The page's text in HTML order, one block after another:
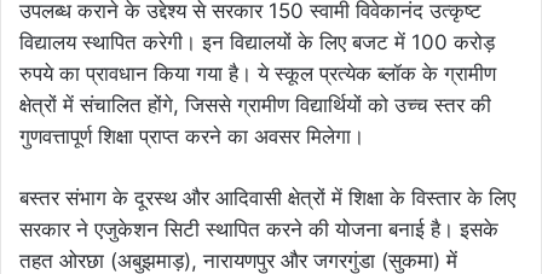
उपलब्ध कराने के उद्देश्य से सरकार 150 स्वामी विवेकानंद उत्कृष्ट
विद्यालय स्थापित करेगी। इन विद्यालयों के लिए बजट में 100 करोड़
रुपये का प्रावधान किया गया है। ये स्कूल प्रत्येक ब्लॉक के ग्रामीण
क्षेत्रों में संचालित होंगे, जिससे ग्रामीण विद्यार्थियों को उच्च स्तर की
गुणवत्तापूर्ण शिक्षा प्राप्त करने का अवसर मिलेगा।
बस्तर संभाग के दूरस्थ और आदिवासी क्षेत्रों में शिक्षा के विस्तार के लिए
सरकार ने एजुकेशन सिटी स्थापित करने की योजना बनाई है। इसके
तहत ओरछा (अबुझमाड़), नारायणपुर और जगरगुंडा (सुकमा) में